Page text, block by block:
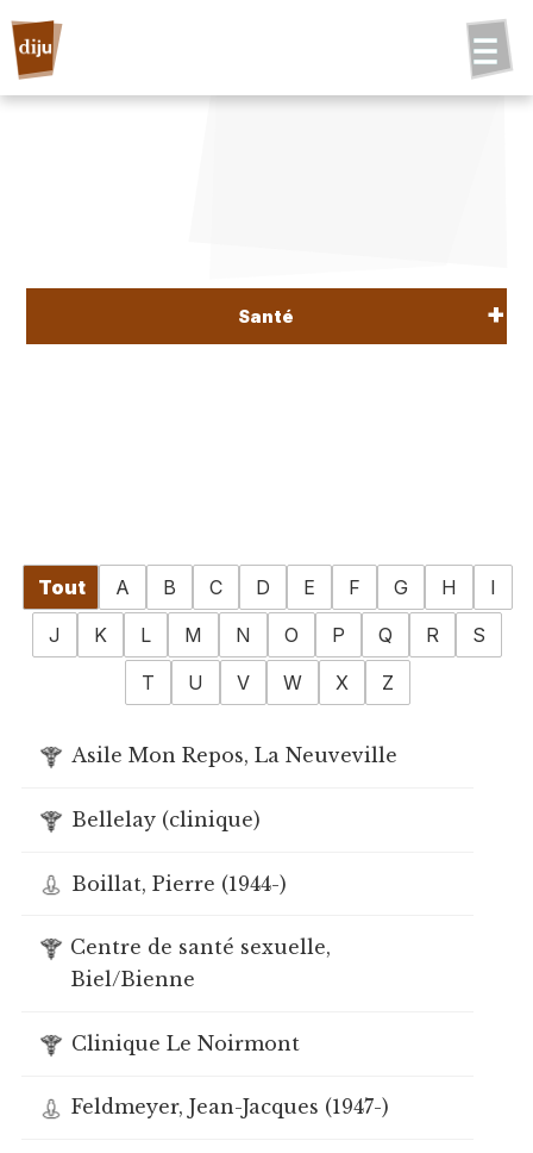
Santé
Tout A B C D E F G H
I
J
K L M N O P Q R
S
T
U V W X Z
Asile Mon Repos, La Neuveville
Bellelay (clinique)
Boillat, Pierre (1944-)
Centre de santé sexuelle,
Biel/Bienne
Clinique Le Noirmont
Feldmeyer, Jean-Jacques (1947-)